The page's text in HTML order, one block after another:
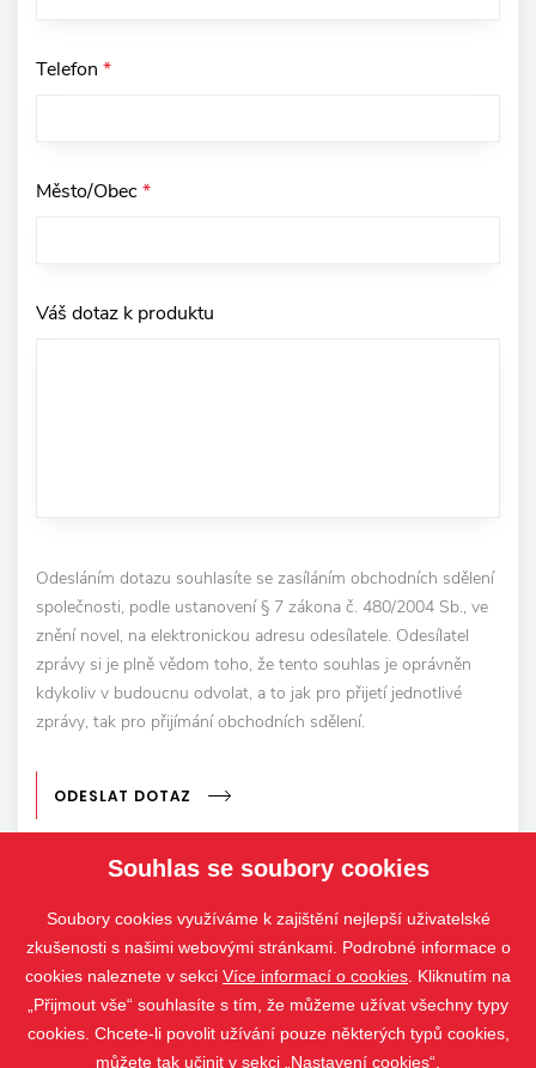
Telefon *
Město/Obec*
Váš dotaz k produktu
Odesláním dotazu souhlasíte se zasíláním obchodních sdělení
společnosti, podle ustanovení § 7 zákona č. 480/2004 Sb., ve
znění novel, na elektronickou adresu odesílatele. Odesílatel
zprávy si je plně vědom toho, že tento souhlas je oprávněn
kdykoliv v budoucnu odvolat, a to jak pro přijetí jednotlivé
zprávy, tak pro přijímání obchodních sdělení.
ODESLAT DOTAZ
Souhlas se soubory cookies
Soubory cookies využíváme k zajištění nejlepší uživatelské
zkušenosti s našimi webovými stránkami. Podrobné informace o
cookies naleznete v sekci Více informací o cookies . Kliknutím na
„Přijmout vše“ souhlasíte s tím, že můžeme užívat všechny typy
cookies. Chcete-li povolit užívání pouze některých typů cookies,
můžete tak učinit v sekci „Nastavení cookies“.